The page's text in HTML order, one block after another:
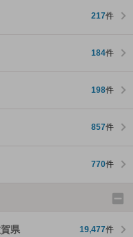
217件
184件
198件
857件
770件
県 19,477件